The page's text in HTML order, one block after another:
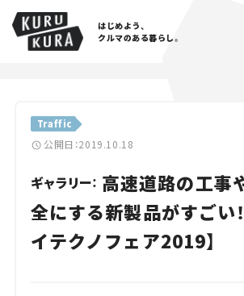
はじめよう、
クルマのある暮らし。
Traffic
公開日：2019.10.18
ギャラリー： 高速道路の工事
全にする新製品がすごい
イテクノフェア2019】
Cars
Lifestyle
Traffic
Special